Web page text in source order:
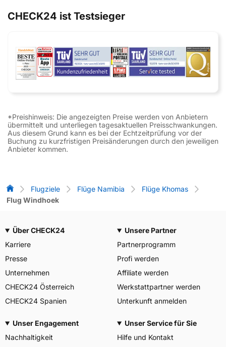
CHECK24 ist Testsieger
*Preishinweis: Die angezeigten Preise werden von Anbietern
übermittelt und unterliegen tagesaktuellen Preisschwankungen.
Aus diesem Grund kann es bei der Echtzeitprüfung vor der
Buchung zu kurzfristigen Preisänderungen durch den jeweiligen
Anbieter kommen.
Flug-Vergleich
Flugziele Flüge Namibia
Flüge Khomas
Flug Windhoek
Über CHECK24
Karriere
Presse
Unternehmen
CHECK24 Österreich
CHECK24 Spanien
Unsere Partner
Partnerprogramm
Profi werden
Affiliate werden
Werkstattpartner werden
Unterkunft anmelden
Unser Engagement
Nachhaltigkeit
Unser Service für Sie
Hilfe und Kontakt